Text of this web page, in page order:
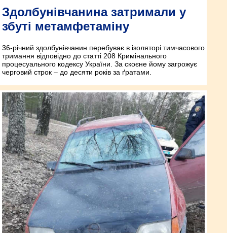
Здолбунівчанина затримали у
збуті метамфетаміну
36-річний здолбунівчанин перебуває в ізоляторі тимчасового
тримання відповідно до статті 208 Кримінального
процесуального кодексу України. За скоєне йому загрожує
черговий строк – до десяти років за ґратами.